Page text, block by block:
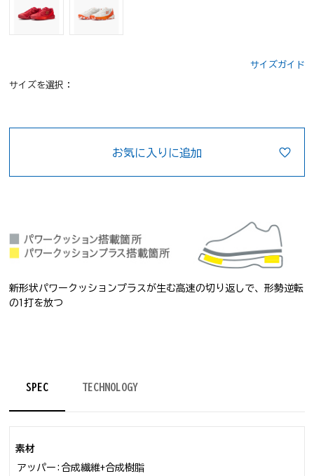
サイズガイド
サイズを選択：
お気に入りに追加
新形状パワークッションプラスが生む高速の切り返しで、形勢逆転
の1打を放つ
SPEC TECHNOLOGY
素材
アッパー:合成繊維+合成樹脂